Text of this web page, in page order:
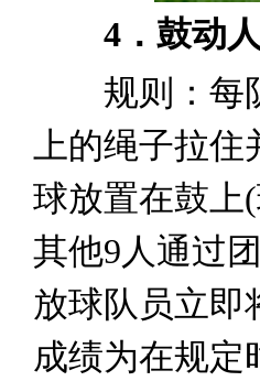
4．鼓动
规则：每队
上的绳子拉住
球放置在鼓上
其他9人通过
放球队员立即
成绩为在规定